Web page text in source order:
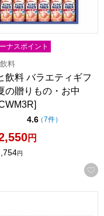
りに登録する
ナスポイント
料
飲料 バラエティギフ
の贈りもの・お中
4.6点（5点満点中）
（7件の評価
）
円
円
・お中元】[ASK-30]